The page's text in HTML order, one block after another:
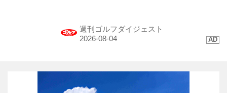
た。 週刊ゴルフダイジェスト